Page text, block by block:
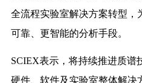
全流程实验室解决方案转型，
可靠、更智能的分析手段。
SCIEX表示，将持续推进质谱
硬件、软件及实验室整体解决